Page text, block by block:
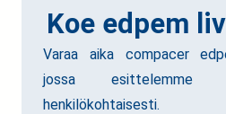
Koe edpem
Varaa aika compacer
jossa esittelemme
henkilökohtaisesti.